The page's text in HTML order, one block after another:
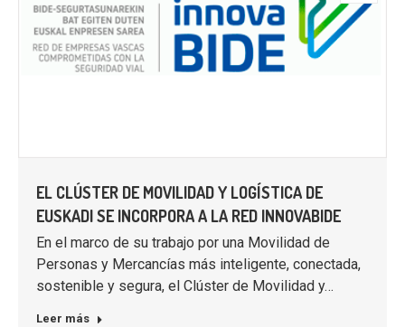
EL CLÚSTER DE MOVILIDAD Y LOGÍSTICA DE
EUSKADI SE INCORPORA A LA RED INNOVABIDE
En el marco de su trabajo por una Movilidad de
Personas y Mercancías más inteligente, conectada,
sostenible y segura, el Clúster de Movilidad y…
Leer más